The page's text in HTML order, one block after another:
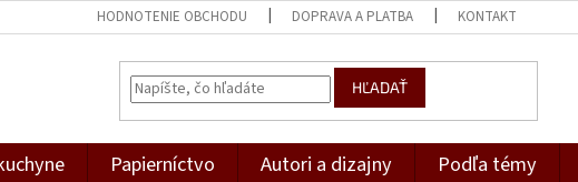
HODNOTENIE OBCHODU DOPRAVA A PLATBA KONTAKT
HĽADAŤ
Papierníctvo Autori a dizajny Podľa témy